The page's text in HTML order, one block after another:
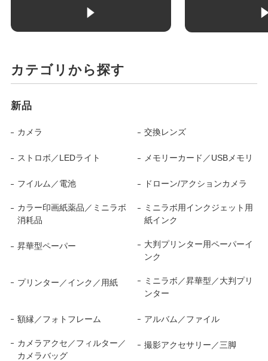
カテゴリから探す
新品
カメラ 交換レンズ
ストロボ／LEDライト メモリーカード／USBメモリ
フイルム／電池 ドローン/アクションカメラ
カラー印画紙薬品／ミニラボ
消耗品
ミニラボ用インクジェット用
紙インク
昇華型ペーパー
大判プリンター用ペーパーイ
ンク
プリンター／インク／用紙
ミニラボ／昇華型／大判プリ
ンター
額縁／フォトフレーム アルバム／ファイル
カメラアクセ／フィルター／
カメラバッグ
撮影アクセサリー／三脚